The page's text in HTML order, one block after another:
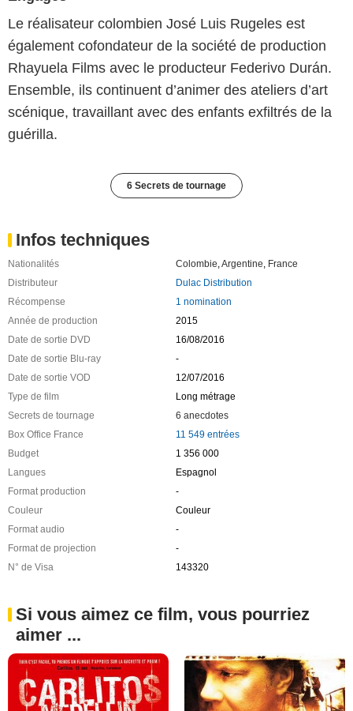
Le réalisateur colombien José Luis Rugeles est
également cofondateur de la société de production
Rhayuela Films avec le producteur Federivo Durán.
Ensemble, ils continuent d’animer des ateliers d’art
scénique, travaillant avec des enfants exfiltrés de la
guérilla.
6 Secrets de tournage
Infos techniques
Nationalités Colombie Argentine France
Distributeur
Dulac Distribution
Récompense
1 nomination
Année de production
2015
Date de sortie DVD
16/08/2016
Date de sortie Blu-ray
-
Date de sortie VOD
12/07/2016
Type de film
Long métrage
Secrets de tournage
6 anecdotes
Box Office France
11 549 entrées
Budget
1 356 000
Langues
Espagnol
Format production
-
Couleur
Couleur
Format audio
-
Format de projection
-
N° de Visa
143320
Si vous aimez ce film, vous pourriez
aimer ...